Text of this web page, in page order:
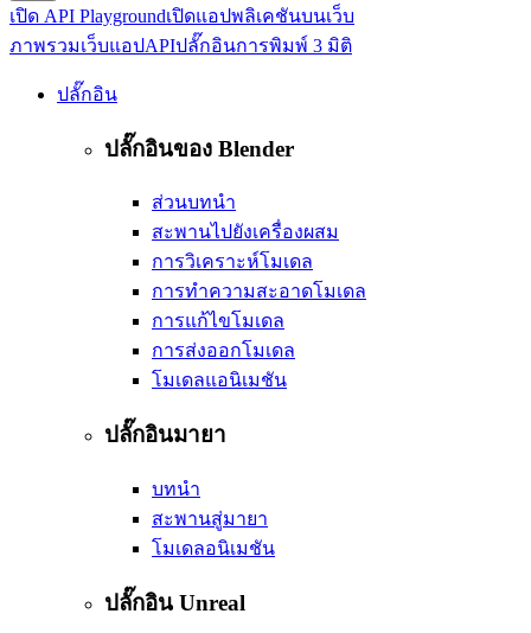
เปิด API Playgroundเปิดแอปพลิเคชันบนเว็บ
ภาพรวมเว็บแอปAPIปลั๊กอินการพิมพ์ 3 มิติ
ปลั๊กอิน
ปลั๊กอินของ Blender
ส่วนบทนำ
สะพานไปยังเครื่องผสม
การวิเคราะห์โมเดล
การทำความสะอาดโมเดล
การแก้ไขโมเดล
การส่งออกโมเดล
โมเดลแอนิเมชัน
ปลั๊กอินมายา
บทนำ
สะพานสู่มายา
โมเดลอนิเมชัน
ปลั๊กอิน Unreal